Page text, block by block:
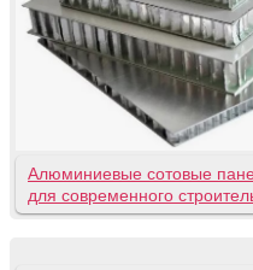
Алюминиевые сотовые
для современного